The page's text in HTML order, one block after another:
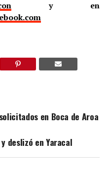
y en
en Boca de Aroa
deslizó en Yaracal